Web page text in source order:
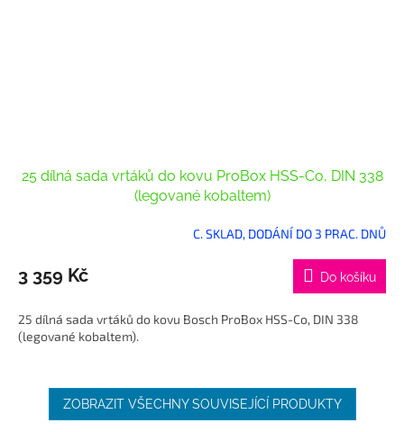
25 dílná sada vrtáků do kovu ProBox HSS-Co, DIN 338
(legované kobaltem)
C. SKLAD, DODÁNÍ DO 3 PRAC. DNŮ
3 359 Kč Do košíku
25 dílná sada vrtáků do kovu Bosch ProBox HSS-Co, DIN 338
(legované kobaltem).
ZOBRAZIT VŠECHNY SOUVISEJÍCÍ PRODUKTY